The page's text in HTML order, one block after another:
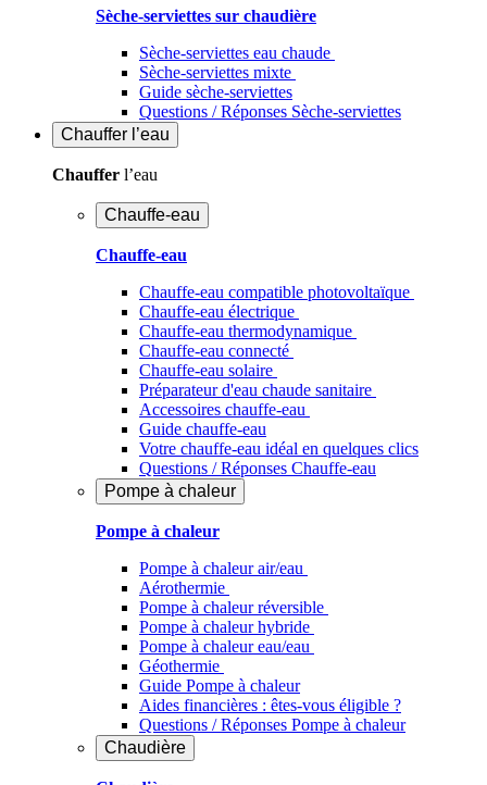
Sèche-serviettes sur chaudière
Sèche-serviettes eau chaude
Sèche-serviettes mixte
Guide sèche-serviettes
Questions / Réponses Sèche-serviettes
Chauffer l’eau
Chauffer l’eau
Chauffe-eau
Chauffe-eau
Chauffe-eau compatible photovoltaïque
Chauffe-eau électrique
Chauffe-eau thermodynamique
Chauffe-eau connecté
Chauffe-eau solaire
Préparateur d'eau chaude sanitaire
Accessoires chauffe-eau
Guide chauffe-eau
Votre chauffe-eau idéal en quelques clics
Questions / Réponses Chauffe-eau
Pompe à chaleur
Pompe à chaleur
Pompe à chaleur air/eau
Aérothermie
Pompe à chaleur réversible
Pompe à chaleur hybride
Pompe à chaleur​ eau/eau
Géothermie
Guide Pompe à chaleur
Aides financières : êtes-vous éligible ?
Questions / Réponses Pompe à chaleur
Chaudière